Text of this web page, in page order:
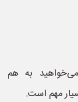
به هم
مهم است.